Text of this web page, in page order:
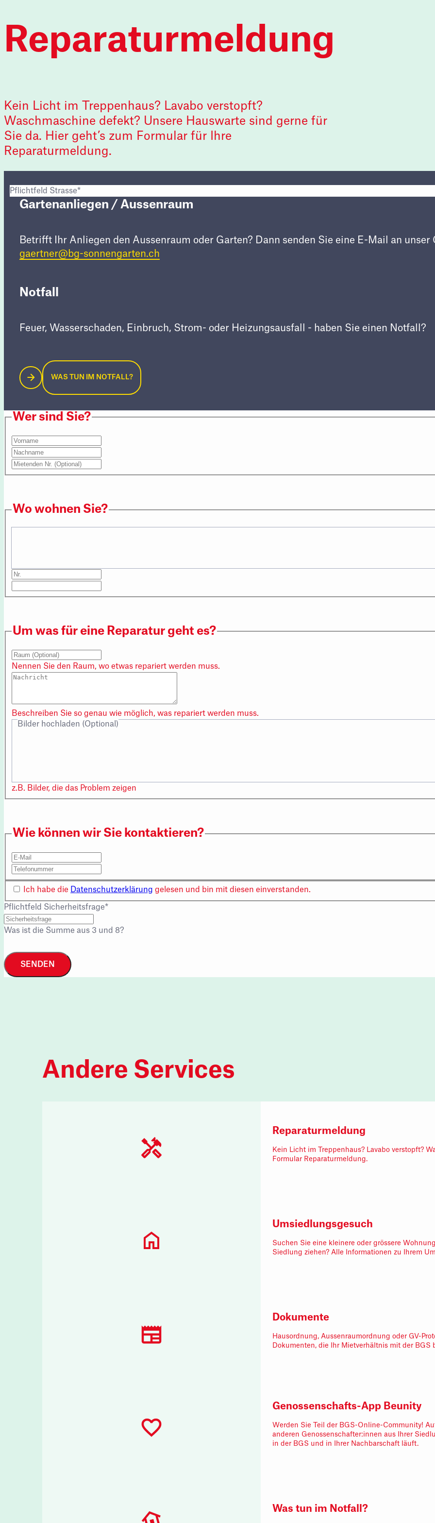
Reparaturmeldung
Kein Licht im Treppenhaus? Lavabo verstopft?
Waschmaschine defekt? Unsere Hauswarte sind gerne für
Sie da. Hier geht’s zum Formular für Ihre
Reparaturmeldung.
Gartenanliegen / Aussenraum
Betrifft Ihr Anliegen den Aussenraum oder Garten? Dann senden Sie eine E-Mail an unser
gaertner@bg-sonnengarten.ch
Notfall
Feuer, Wasserschaden, Einbruch, Strom- oder Heizungsausfall - haben Sie einen Notfall?
WAS TUN IM NOTFALL?
Wer sind Sie?
Pflichtfeld Vorname
Pflichtfeld Nachname
Mietenden Nr. (Optional)
Wo wohnen Sie?
Pflichtfeld Strasse*
Pflichtfeld Nr.*
Um was für eine Reparatur geht es?
Nennen Sie den Raum, wo etwas repariert werden muss.
Raum (Optional)
Beschreiben Sie so genau wie möglich, was repariert werden muss.
Pflichtfeld Nachricht
z.B. Bilder, die das Problem zeigen
Bilder hochladen (Optional)
Wie können wir Sie kontaktieren?
Pflichtfeld E-Mail*
Pflichtfeld Telefonummer
Ich habe die Datenschutzerklärung gelesen und bin mit diesen einverstanden.
Pflichtfeld Sicherheitsfrage*
Was ist die Summe aus 3 und 8?
SENDEN
Andere Services
Reparaturmeldung
Kein Licht im Treppenhaus? Lavabo verstopft?
Formular Reparaturmeldung.
Umsiedlungsgesuch
Suchen Sie eine kleinere oder grössere
Siedlung ziehen? Alle Informationen zu Ihrem
Dokumente
Hausordnung, Aussenraumordnung oder GV-
Dokumenten, die Ihr Mietverhältnis mit der BGS
Genossenschafts-App Beunity
Werden Sie Teil der BGS-Online-Community!
anderen Genossenschafter:innen aus Ihrer
in der BGS und in Ihrer Nachbarschaft läuft.
Was tun im Notfall?